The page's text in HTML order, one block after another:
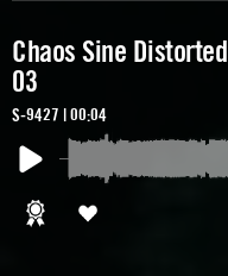
Chaos Sine Distorted
03
S-9427 | 00:04